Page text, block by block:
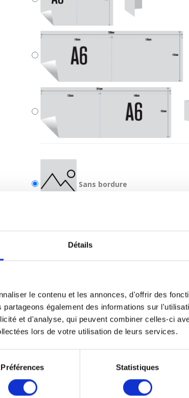
Détails
le contenu et les annonces, d'offrir des
également des informations sur
et d'analyse, qui peuvent combiner celles-ci
lors de votre utilisation de leurs services.
Préférences Statistiques
Sans bordure
Avec bordure